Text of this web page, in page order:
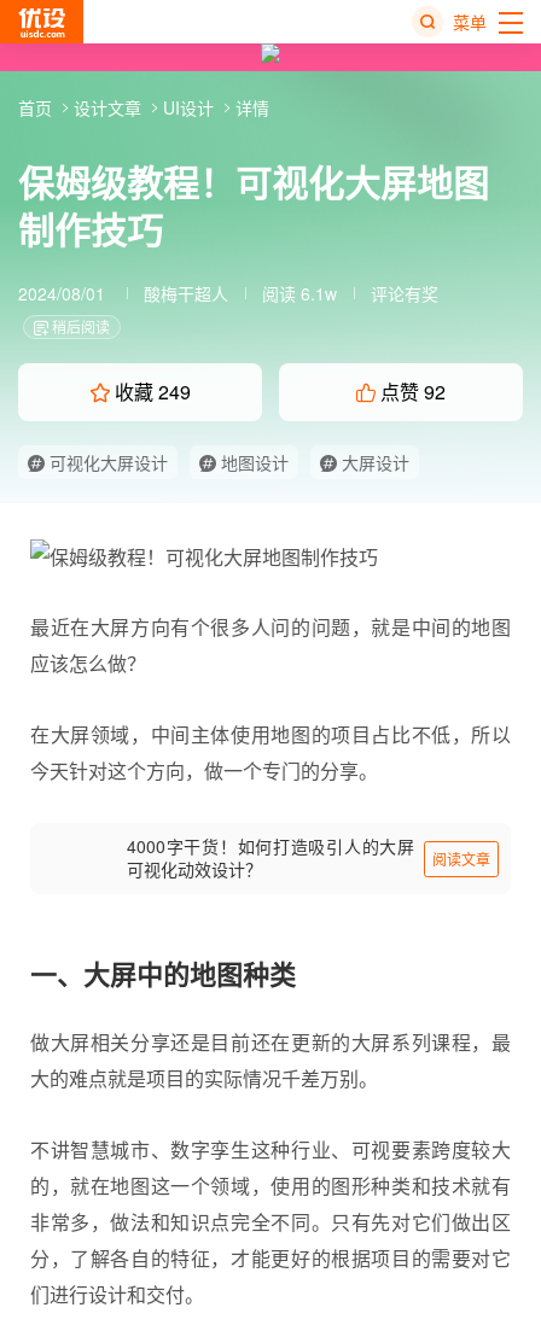
菜单
保姆级教程！可视化大屏地图
制作技巧
2024/08/01 酸梅干超人 阅读 6.1w 评论有奖
稍后阅读
收藏249 点赞92
可视化大屏设计 地图设计
大屏设计
首页 设计文章 UI设计 详情
最近在大屏方向有个很多人问的问题，就是中间的地图
应该怎么做？
在大屏领域，中间主体使用地图的项目占比不低，所以
今天针对这个方向，做一个专门的分享。
4000字干货！如何打造吸引人的大屏
可视化动效设计？
阅读文章
一、大屏中的地图种类
做大屏相关分享还是目前还在更新的大屏系列课程，最
大的难点就是项目的实际情况千差万别。
不讲智慧城市、数字孪生这种行业、可视要素跨度较大
的，就在地图这一个领域，使用的图形种类和技术就有
非常多，做法和知识点完全不同。只有先对它们做出区
分，了解各自的特征，才能更好的根据项目的需要对它
们进行设计和交付。